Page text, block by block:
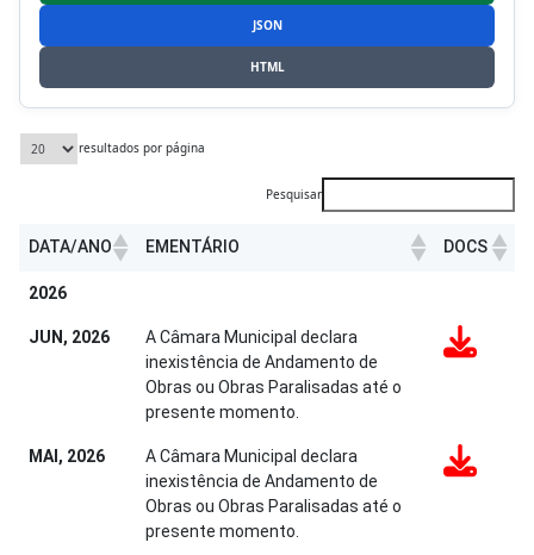
JSON
HTML
resultados por página
Pesquisar
DATA/ANO EMENTÁRIO
DOCS
DATA/ANO
2026
JUN, 2026
A Câmara Municipal declara
inexistência de Andamento de
Obras ou Obras Paralisadas até o
presente momento.
MAI, 2026
A Câmara Municipal declara
inexistência de Andamento de
Obras ou Obras Paralisadas até o
presente momento.